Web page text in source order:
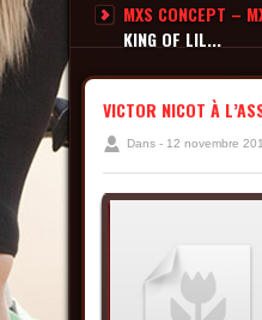
CONTACT
MXS CONCEPT –
KING OF LIL...
VICTOR NICOT À
Dans - 12 novembre